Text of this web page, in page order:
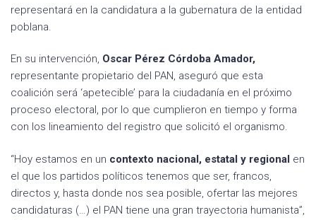
representará en la candidatura a la gubernatura de la entidad
poblana.
En su intervención, Oscar Pérez Córdoba Amador,
representante propietario del PAN, aseguró que esta
coalición será ‘apetecible’ para la ciudadanía en el próximo
proceso electoral, por lo que cumplieron en tiempo y forma
con los lineamiento del registro que solicitó el organismo.
“Hoy estamos en un contexto nacional, estatal y regional en
el que los partidos políticos tenemos que ser, francos,
directos y, hasta donde nos sea posible, ofertar las mejores
candidaturas (…) el PAN tiene una gran trayectoria humanista”,